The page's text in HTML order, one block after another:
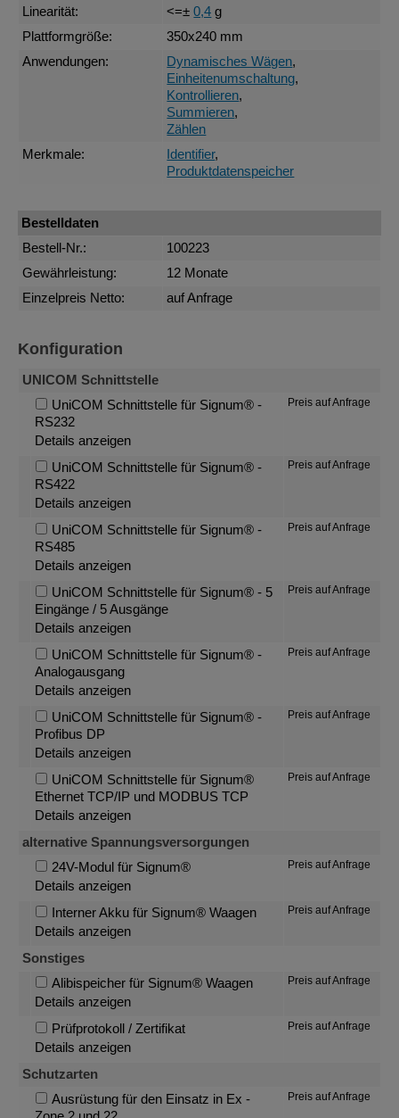
Linearität:
<=±0,4 g
Plattformgröße:
350x240 mm
Anwendungen:
Dynamisches Wägen,
Einheitenumschaltung,
Kontrollieren,
Summieren,
Zählen
Merkmale:
Identifier,
Produktdatenspeicher
Bestelldaten
Bestell-Nr.:
100223
Gewährleistung:
12 Monate
Einzelpreis Netto:
auf Anfrage
Konfiguration
UNICOM Schnittstelle
UniCOM Schnittstelle für Signum® -
RS232
Details anzeigen
Preis auf Anfrage
UniCOM Schnittstelle für Signum® -
RS422
Details anzeigen
Preis auf Anfrage
UniCOM Schnittstelle für Signum® -
RS485
Details anzeigen
Preis auf Anfrage
UniCOM Schnittstelle für Signum® - 5
Eingänge / 5 Ausgänge
Details anzeigen
Preis auf Anfrage
UniCOM Schnittstelle für Signum® -
Analogausgang
Details anzeigen
Preis auf Anfrage
UniCOM Schnittstelle für Signum® -
Profibus DP
Details anzeigen
Preis auf Anfrage
UniCOM Schnittstelle für Signum®
Ethernet TCP/IP und MODBUS TCP
Details anzeigen
Preis auf Anfrage
alternative Spannungsversorgungen
24V-Modul für Signum®
Details anzeigen
Preis auf Anfrage
Interner Akku für Signum® Waagen
Details anzeigen
Preis auf Anfrage
Sonstiges
Alibispeicher für Signum® Waagen
Details anzeigen
Preis auf Anfrage
Prüfprotokoll / Zertifikat
Details anzeigen
Preis auf Anfrage
Schutzarten
Ausrüstung für den Einsatz in Ex -
Preis auf Anfrage